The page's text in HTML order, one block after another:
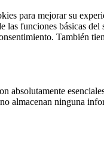
para mejorar su
las funciones básicas
También
absolutamente
almacenan ninguna